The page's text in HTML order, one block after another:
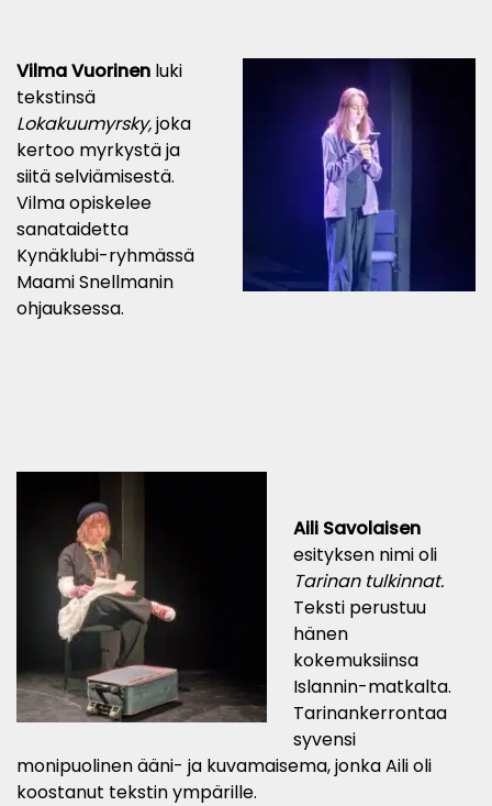
Vilma Vuorinen luki
tekstinsä
Lokakuumyrsky,joka
kertoo myrkystä ja
siitä selviämisestä.
Vilma opiskelee
sanataidetta
Kynäklubi-ryhmässä
Maami Snellmanin
ohjauksessa.
Aili Savolaisen
esityksen nimi oli
Tarinan tulkinnat.
Teksti perustuu
hänen
kokemuksiinsa
Islannin-matkalta.
Tarinankerrontaa
syvensi
monipuolinen ääni- ja kuvamaisema, jonka Aili oli
koostanut tekstin ympärille.